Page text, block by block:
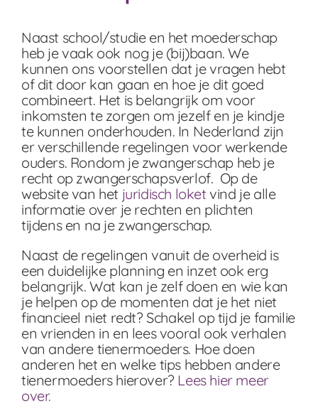
Naast school/studie en het moederschap
heb je vaak ook nog je (bij)baan. We
kunnen ons voorstellen dat je vragen hebt
of dit door kan gaan en hoe je dit goed
combineert. Het is belangrijk om voor
inkomsten te zorgen om jezelf en je kindje
te kunnen onderhouden. In Nederland zijn
er verschillende regelingen voor werkende
ouders. Rondom je zwangerschap heb je
recht op zwangerschapsverlof. Op de
website van het juridisch loket vind je alle
informatie over je rechten en plichten
tijdens en na je zwangerschap.
Naast de regelingen vanuit de overheid is
een duidelijke planning en inzet ook erg
belangrijk. Wat kan je zelf doen en wie kan
je helpen op de momenten dat je het niet
financieel niet redt? Schakel op tijd je familie
en vrienden in en lees vooral ook verhalen
van andere tienermoeders. Hoe doen
anderen het en welke tips hebben andere
tienermoeders hierover? Lees hier meer
over.